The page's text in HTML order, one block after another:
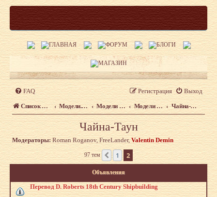
FAQ Выход
Регистрация
Список форумов Модели. Форум моделистов сайта shipmodeling.ru Модели из наборов. Что, где, когда. Модели из наборов Чайна-Таун
Чайна-Таун
Модераторы: Roman Roganov,FreeLander,Valentin Demin
97 тем Пред.
1 2
Объявления
Перевод D. Roberts 18th Century Shipbuilding